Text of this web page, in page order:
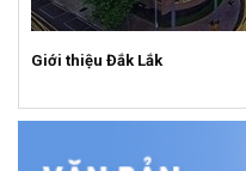
Giới thiệu Đắk Lắk